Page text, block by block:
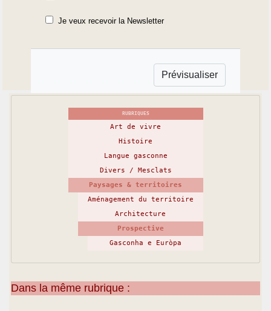
Je veux recevoir la Newsletter
RUBRIQUES
Art de vivre
Histoire
Langue gasconne
Divers / Mesclats
Paysages & territoires
Aménagement du territoire
Architecture
Prospective
Gasconha e Euròpa
Dans la même rubrique :